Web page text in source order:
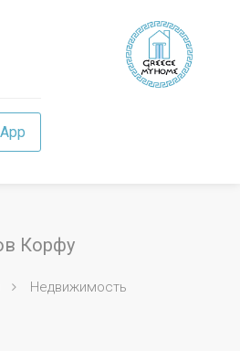
Корфу
Недвижимость